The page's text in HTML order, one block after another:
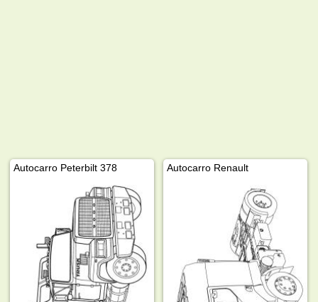
Autocarro Peterbilt 378 Autocarro Renault